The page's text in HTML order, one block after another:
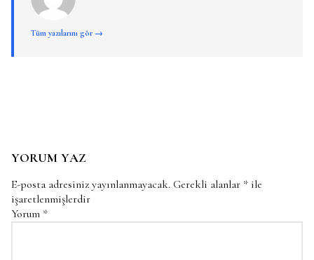
Tüm yazılarını gör →
YORUM YAZ
E-posta adresiniz yayınlanmayacak. Gerekli alanlar * ile
işaretlenmişlerdir
Yorum *